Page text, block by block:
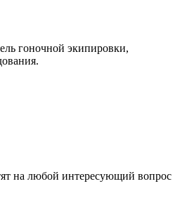
гоночной экипировки,
на любой интересующий вопрос